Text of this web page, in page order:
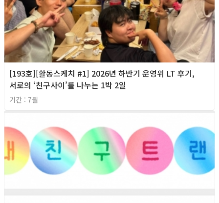
[193호][활동스케치 #1] 2026년 하반기 운영위 LT 후기,
서로의 ‘친구사이’를 나누는 1박 2일
기간 : 7월